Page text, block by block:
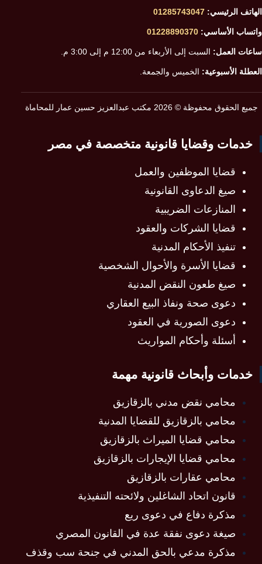
الهاتف الرئيسي: 01285743047
واتساب الأساسي: 01228890370
ساعات العمل: السبت إلى الأربعاء من 12:00 م إلى 3:00 م.
العطلة الأسبوعية: الخميس والجمعة.
جميع الحقوق محفوظة © 2026 مكتب عبدالعزيز حسين عمار للمحاماة
خدمات وقضايا قانونية متخصصة في مصر
قضايا الموظفين والعمل
صيغ الدعاوى القانونية
المنازعات الضريبية
قضايا الشركات والعقود
تنفيذ الأحكام المدنية
قضايا الأسرة والأحوال الشخصية
صيغ طعون النقض المدنية
دعوى صحة ونفاذ البيع العقاري
دعوى الصورية في العقود
أسئلة وأحكام المواريث
خدمات وأبحاث قانونية مهمة
محامي نقض مدني بالزقازيق
محامي بالزقازيق للقضايا المدنية
محامي قضايا الميراث بالزقازيق
محامي قضايا الإيجارات بالزقازيق
محامي عقارات بالزقازيق
قانون اتحاد الشاغلين ولائحته التنفيذية
مذكرة دفاع في دعوى ريع
صيغة دعوى نفقة عدة في القانون المصري
مذكرة مدعي بالحق المدني في جنحة سب وقذف